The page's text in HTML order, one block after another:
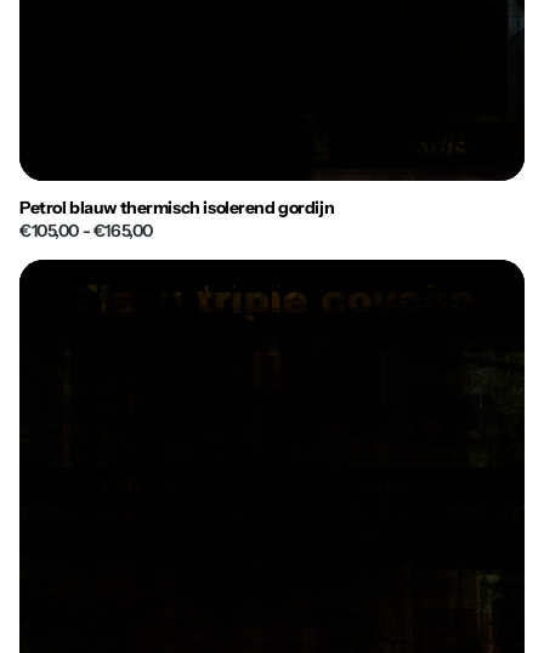
Petrol blauw thermisch isolerend gordijn
€105,00 - €165,00